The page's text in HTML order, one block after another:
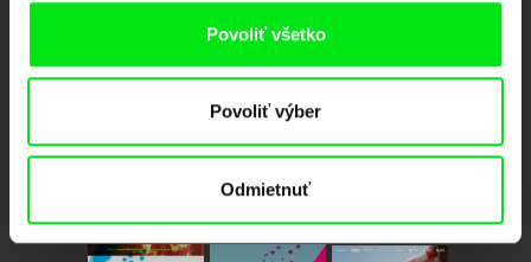
Povoliť všetko
Povoliť výber
Odmietnuť
Against Gravity